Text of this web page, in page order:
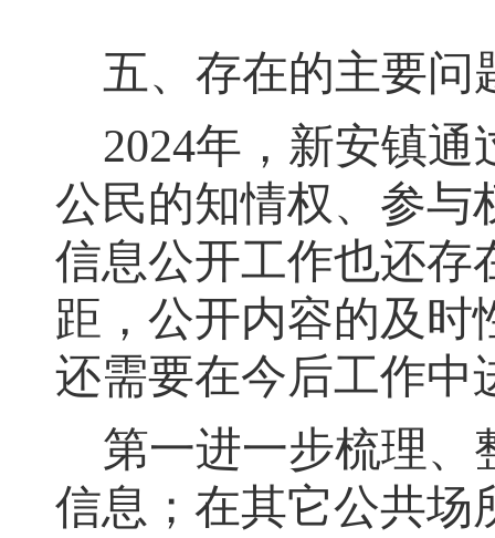
五、 存在的主要问
2024年 ， 新安镇通
公民的知情权、参与
信息公开工作也还存
距 ， 公开内容的及时
还需要在今后工作中
第一进一步梳理、
信息；在其它公共场